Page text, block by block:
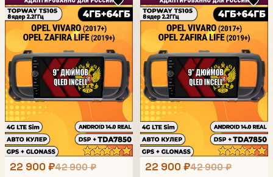
22 900 ₽42 900 ₽ 22 900 ₽42 900 ₽